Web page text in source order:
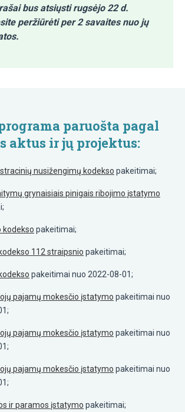
bus atsiųsti rugsėjo 22 d.
peržiūrėti per 2 savaites nuo jų
paruošta pagal
aktus ir jų projektus:
nusižengimų kodekso pakeitimai;
grynaisiais pinigais ribojimo įstatymo
kodekso pakeitimai;
kodekso 112 straipsnio pakeitimai;
pakeitimai nuo 2022-08-01;
pajamų mokesčio įstatymo pakeitimai nuo
pajamų mokesčio įstatymo pakeitimai nuo
pajamų mokesčio įstatymo pakeitimai nuo
ir paramos įstatymo pakeitimai;